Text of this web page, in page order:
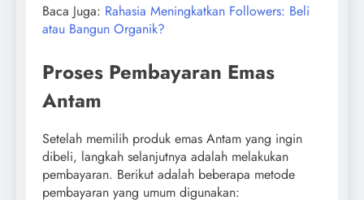
Baca Juga: Rahasia Meningkatkan Followers: Beli
atau Bangun Organik?
Proses Pembayaran Emas
Antam
Setelah memilih produk emas Antam yang ingin
dibeli, langkah selanjutnya adalah melakukan
pembayaran. Berikut adalah beberapa metode
pembayaran yang umum digunakan: